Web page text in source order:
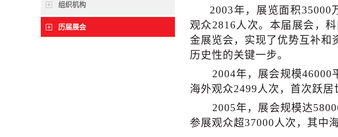
组织机构
历届展会
2003年，展览面积35000
观众2816人次。本届展会，
金展览会，实现了优势互补和
历史性的关键一步。
2004年，展会规模46000
海外观众2499人次，首次跃居
2005年，展会规模达
参展观众超37000人次，其中